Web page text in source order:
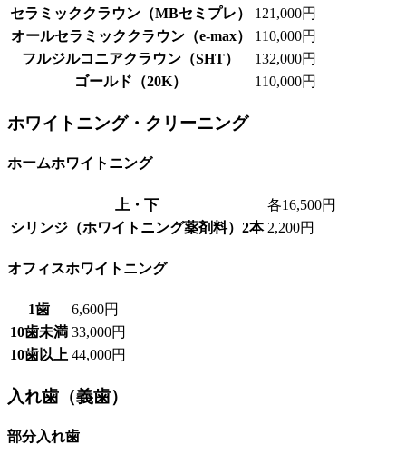
セラミッククラウン（MBセミプレ）
121,000円
オールセラミッククラウン（e-max）
110,000円
フルジルコニアクラウン（SHT）
132,000円
ゴールド（20K）
110,000円
ホワイトニング・クリーニング
ホームホワイトニング
上・下
各16,500円
シリンジ（ホワイトニング薬剤料）2本 2,200円
オフィスホワイトニング
1歯
6,600円
10歯未満 33,000円
10歯以上 44,000円
入れ歯（義歯）
部分入れ歯